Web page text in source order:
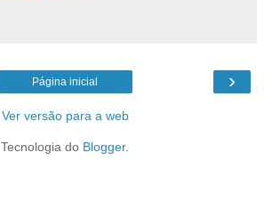
›
Página inicial
Ver versão para a web
Tecnologia do Blogger.